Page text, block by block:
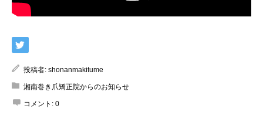
投稿者: shonanmakitume
湘南巻き爪矯正院からのお知らせ
コメント: 0